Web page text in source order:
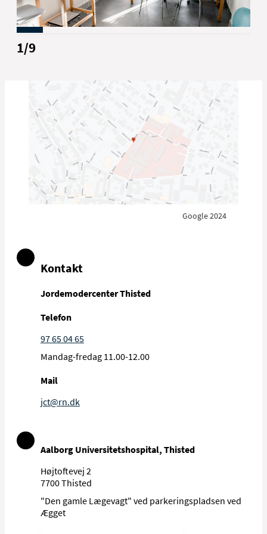
konsultationsjordemødrene også har
deres daglige gang inde på hospitalet.
Din konsultationsjordemoder har et tæt
samarbejde med blandt andet den
sundhedsplejerske, som er tilknyttet det
område, hvor du bor. Dette giver os
mulighed for at skabe gode og trygge
overgange mellem graviditeten, fødslen og
opstarten på familielivet. Har du og/eller
din partner brug for ekstra støtte, kan vi
kontakte sundhedsplejen allerede i
graviditeten, så hun tidligt kan etablere
kontakt til jer og guide jer med
udgangspunkt i netop jeres behov.
familieforvaltninger samt
Svangreambulatorium, Thisted
og
Ambulatorium for Graviditet og
Ultralydpå Aalborg Universitetshospital.
1/9
Google 2024
Kontakt
Jordemodercenter Thisted
Telefon
97 65 04 65
Mandag-fredag 11.00-12.00
Mail
jct@rn.dk
Aalborg Universitetshospital, Thisted
Højtoftevej 2
7700 Thisted
"Den gamle Lægevagt" ved parkeringspladsen ved
Ægget